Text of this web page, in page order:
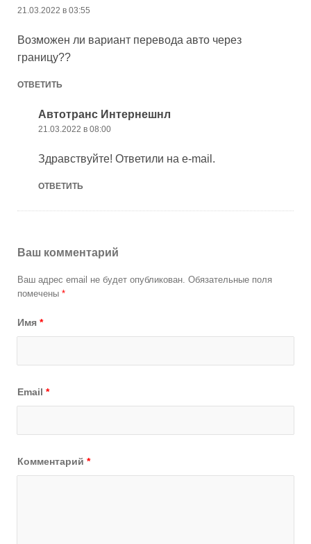
21.03.2022 в 03:55
Возможен ли вариант перевода авто через
границу??
ОТВЕТИТЬ
Автотранс Интернешнл
21.03.2022 в 08:00
Здравствуйте! Ответили на e-mail.
ОТВЕТИТЬ
Ваш комментарий
Ваш адрес email не будет опубликован. Обязательные поля
помечены *
Имя *
Email *
Комментарий *